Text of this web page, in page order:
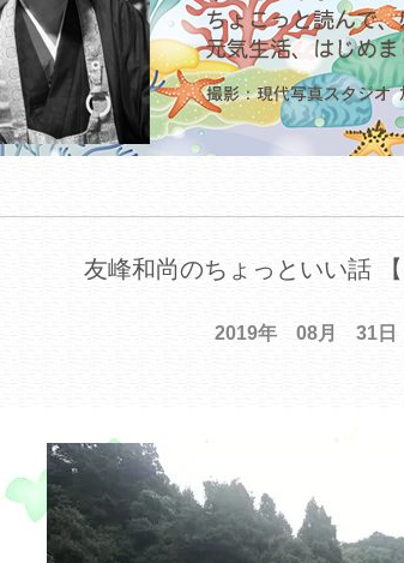
友峰和尚のちょっといい話 【
2019年 08月 31